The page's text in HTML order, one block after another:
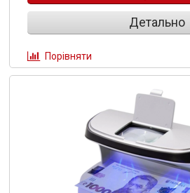
Детально
Порівняти